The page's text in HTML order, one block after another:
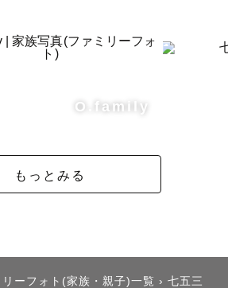
O.family
もっとみる
ーフォト(家族・親子)一覧 › 七五三